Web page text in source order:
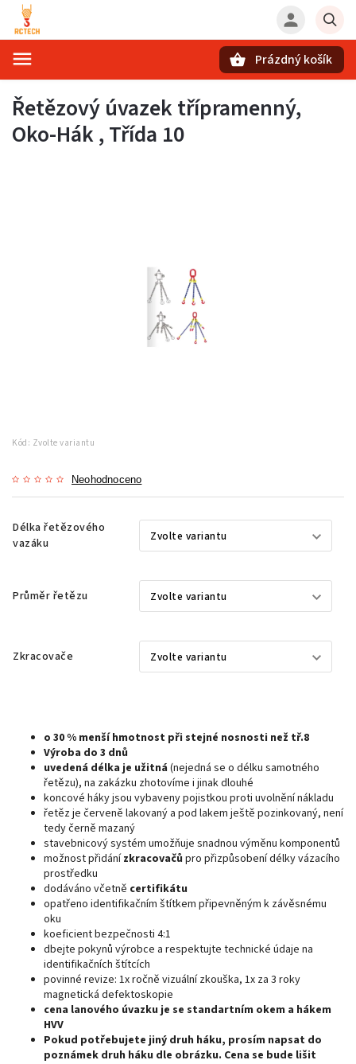
Prázdný košík
Řetězový úvazek třípramenný,
Oko-Hák , Třída 10
Kód: Zvolte variantu
Neohodnoceno
Délka řetězového
vazáku
Průměr řetězu
Zkracovače
o 30 % menší hmotnost při stejné nosnosti než tř.8
Výroba do 3 dnů
uvedená délka je užitná (nejedná se o délku samotného
řetězu), na zakázku zhotovíme i jinak dlouhé
koncové háky jsou vybaveny pojistkou proti uvolnění nákladu
řetěz je červeně lakovaný a pod lakem ještě pozinkovaný, není
tedy černě mazaný
stavebnicový systém umožňuje snadnou výměnu komponentů
možnost přidání zkracovačů pro přizpůsobení délky vázacího
prostředku
dodáváno včetně certifikátu
opatřeno identifikačním štítkem připevněným k závěsnému
oku
koeficient bezpečnosti 4:1
dbejte pokynů výrobce a respektujte technické údaje na
identifikačních štítcích
povinné revize: 1x ročně vizuální zkouška, 1x za 3 roky
magnetická defektoskopie
cena lanového úvazku je se standartním okem a hákem
HVV
Pokud potřebujete jiný druh háku, prosím napsat do
poznámek druh háku dle obrázku. Cena se bude lišit